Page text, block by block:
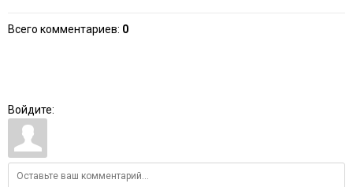
Всего комментариев: 0
Войдите: